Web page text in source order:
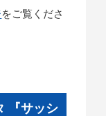
をご覧くださ
『サッシ